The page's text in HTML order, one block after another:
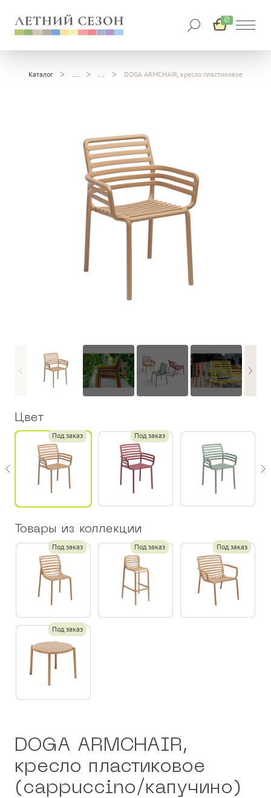
0
Каталог DOGA ARMCHAIR, кресло пластиковое
Цвет
Под заказ Под заказ
Товары из коллекции
Под заказ Под заказ Под заказ
Под заказ
DOGA ARMCHAIR,
кресло пластиковое
(cappuccino/капучино)